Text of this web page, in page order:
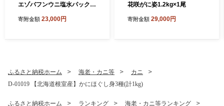
エゾバフンウニ塩水パック9
発送]
寄附金額 23,000円
花咲がに姿1.2kg×1尾
寄附金額 29,000円
ふるさと納税ホーム 海老・カニ等
カニ
D-01019 【北海道根室産】かにほぐし身3種(計1kg)
ふるさと納税ホーム ランキング 海老・カニ等ランキング